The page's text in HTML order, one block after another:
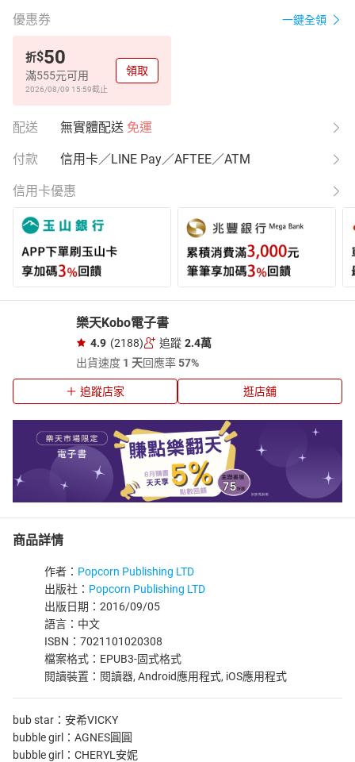
優惠券 一鍵全領
折$50
滿555元可用
2026/08/09 15:59截止
領取
配送 無實體配送 免運
付款 信用卡／LINE Pay／AFTEE／ATM
信用卡優惠
樂天Kobo電子書
4.9 (2188) 追蹤 2.4萬
出貨速度 1 天回應率57%
追蹤店家 逛店舖
商品詳情
作者： Popcorn Publishing LTD
出版社： Popcorn Publishing LTD
出版日期：2016/09/05
語言：中文
ISBN：7021101020308
檔案格式：EPUB3-固式格式
閱讀裝置：閱讀器, Android應用程式, iOS應用程式
bub star：安希VICKY
bubble girl：AGNES圓圓
bubble girl：CHERYL安妮